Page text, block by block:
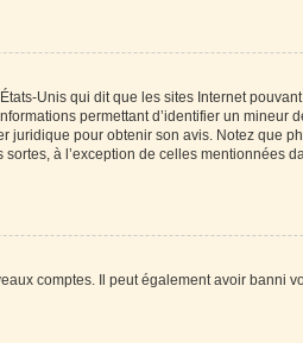
Unis qui dit que les sites Internet
permettant d’identifier un mineur
juridique pour obtenir son avis. Notez que
à l’exception de celles mentionnées
comptes. Il peut également avoir banni